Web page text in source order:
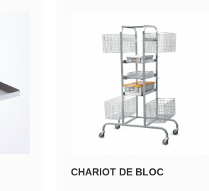
CHARIOT DE BLOC